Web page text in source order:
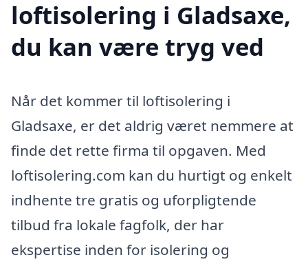
loftisolering i Gladsaxe,
du kan være tryg ved
Når det kommer til loftisolering i
Gladsaxe, er det aldrig været nemmere at
finde det rette firma til opgaven. Med
loftisolering.com kan du hurtigt og enkelt
indhente tre gratis og uforpligtende
tilbud fra lokale fagfolk, der har
ekspertise inden for isolering og